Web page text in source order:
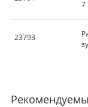
7
23793